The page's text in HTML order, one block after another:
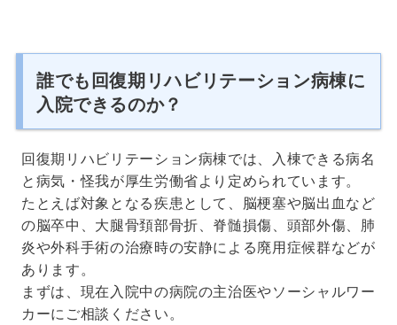
誰でも回復期リハビリテーション病棟に
入院できるのか？
回復期リハビリテーション病棟では、入棟できる病名
と病気・怪我が厚生労働省より定められています。
たとえば対象となる疾患として、脳梗塞や脳出血など
の脳卒中、大腿骨頚部骨折、脊髄損傷、頭部外傷、肺
炎や外科手術の治療時の安静による廃用症候群などが
あります。
まずは、現在入院中の病院の主治医やソーシャルワー
カーにご相談ください。